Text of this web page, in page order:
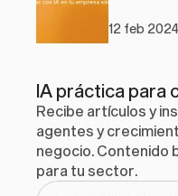
12 feb 2024
IA práctica para
Recibe artículos y
agentes y
negocio. Contenido
para tu sector.